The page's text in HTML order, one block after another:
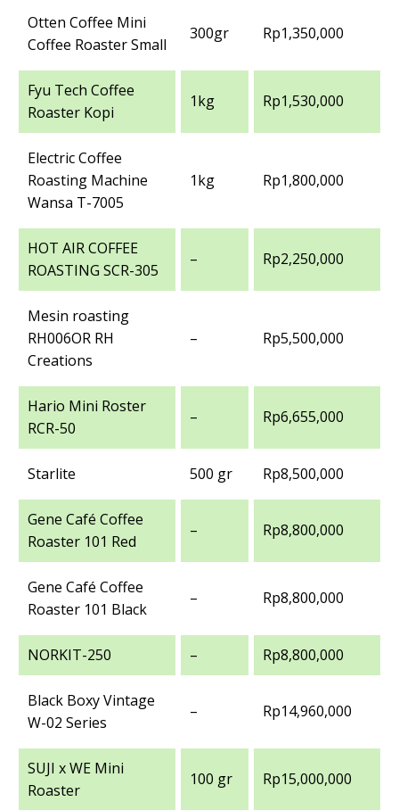
Otten Coffee Mini
Coffee Roaster Small
300gr Rp1,350,000
Fyu Tech Coffee
Roaster Kopi
1kg Rp1,530,000
Electric Coffee
Roasting Machine
Wansa T-7005
1kg Rp1,800,000
HOT AIR COFFEE
ROASTING SCR-305
– Rp2,250,000
Mesin roasting
RH006OR RH
Creations
– Rp5,500,000
Hario Mini Roster
RCR-50
– Rp6,655,000
Starlite 500 gr Rp8,500,000
Gene Café Coffee
Roaster 101 Red
– Rp8,800,000
Gene Café Coffee
Roaster 101 Black
– Rp8,800,000
NORKIT-250 – Rp8,800,000
Black Boxy Vintage
W-02 Series
– Rp14,960,000
SUJI x WE Mini
Roaster
100 gr Rp15,000,000